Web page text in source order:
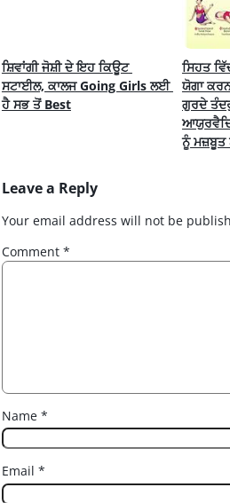
ਸ਼ਿਵਾਂਗੀ ਜੋਸ਼ੀ ਦੇ ਇਹ ਕਿਊਟ
ਸਟਾਈਲ, ਕਾਲਜ Going Girls ਲਈ
ਹੈ ਸਭ ਤੋਂ Best
ਸਿਹਤ
ਯੋਗਾ
ਗੁਰਦੇ
ਨੂੰ ਮਜ਼ਬੂਤ
Leave a Reply
Your email address will not be
Comment *
Name *
Email *